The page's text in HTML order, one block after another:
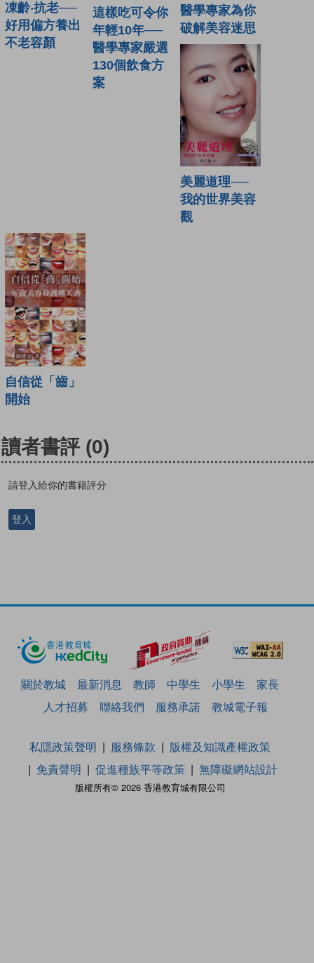
凍齡‧抗老──
好用偏方養出
不老容顏
這樣吃可令你
年輕10年──
醫學專家嚴選
130個飲食方
案
醫學專家為你
破解美容迷思
美麗道理──
我的世界美容
觀
自信從「齒」
開始
讀者書評 (0)
請登入給你的書籍評分
登入
關於教城 最新消息 教師 中學生 小學生
家長
人才招募
聯絡我們 服務承諾 教城電子報
版權所有© 2026 香港教育城有限公司
私隱政策聲明 服務條款
版權及知識產權政策
免責聲明
促進種族平等政策 無障礙網站設計